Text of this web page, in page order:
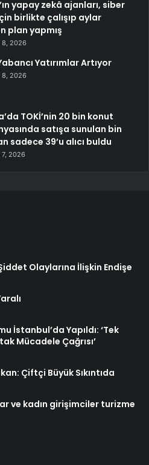
yapay zekâ ajanları, siber
birlikte çalışıp aylar
plan yapmış
8, 2026
Yatırımlar Artıyor
8, 2026
TOKİ’nin 20 bin konut
satışa sunulan bin
sadece 39’u alıcı buldu
2026
Olaylarına İlişkin Endişe
İstanbul’da Yapıldı: ‘Tek
Mücadele Çağrısı’
Çiftçi Büyük Sıkıntıda
ve kadın girişimciler turizme